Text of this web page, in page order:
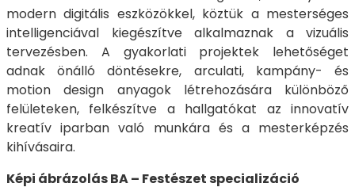
modern digitális eszközökkel, köztük a mesterséges
intelligenciával kiegészítve alkalmaznak a vizuális
tervezésben. A gyakorlati projektek lehetőséget
adnak önálló döntésekre, arculati, kampány- és
motion design anyagok létrehozására különböző
felületeken, felkészítve a hallgatókat az innovatív
kreatív iparban való munkára és a mesterképzés
kihívásaira.
Képi ábrázolás BA – Festészet specializáció